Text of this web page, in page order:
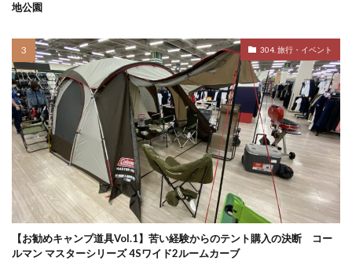
地公園
304. 旅行・イベント
【お勧めキャンプ道具Vol.1】苦い経験からのテント購入の決断 コー
ルマン マスターシリーズ 4Sワイド2ルームカーブ